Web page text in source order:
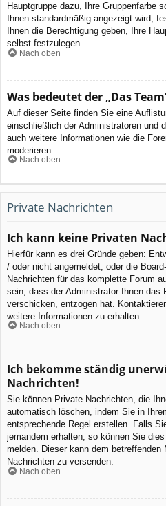
Hauptgruppe dazu, Ihre Gruppenfarbe
Ihnen standardmäßig angezeigt wird,
Ihnen die Berechtigung geben, Ihre
selbst festzulegen.
Nach oben
Was bedeutet der „Das
Auf dieser Seite finden Sie eine
einschließlich der Administratoren und
auch weitere Informationen wie die
moderieren.
Nach oben
Private Nachrichten
Ich kann keine Privaten
Hierfür kann es drei Gründe geben:
/ oder nicht angemeldet, oder die
Nachrichten für das komplette Forum
sein, dass der Administrator Ihnen das
verschicken, entzogen hat.
weitere Informationen zu erhalten.
Nach oben
Ich bekomme ständig
Nachrichten!
Sie können Private Nachrichten, die
automatisch löschen, indem Sie in
entsprechende Regel erstellen. Falls
jemandem erhalten, so können Sie
melden. Dieser kann dem
Nachrichten zu versenden.
Nach oben